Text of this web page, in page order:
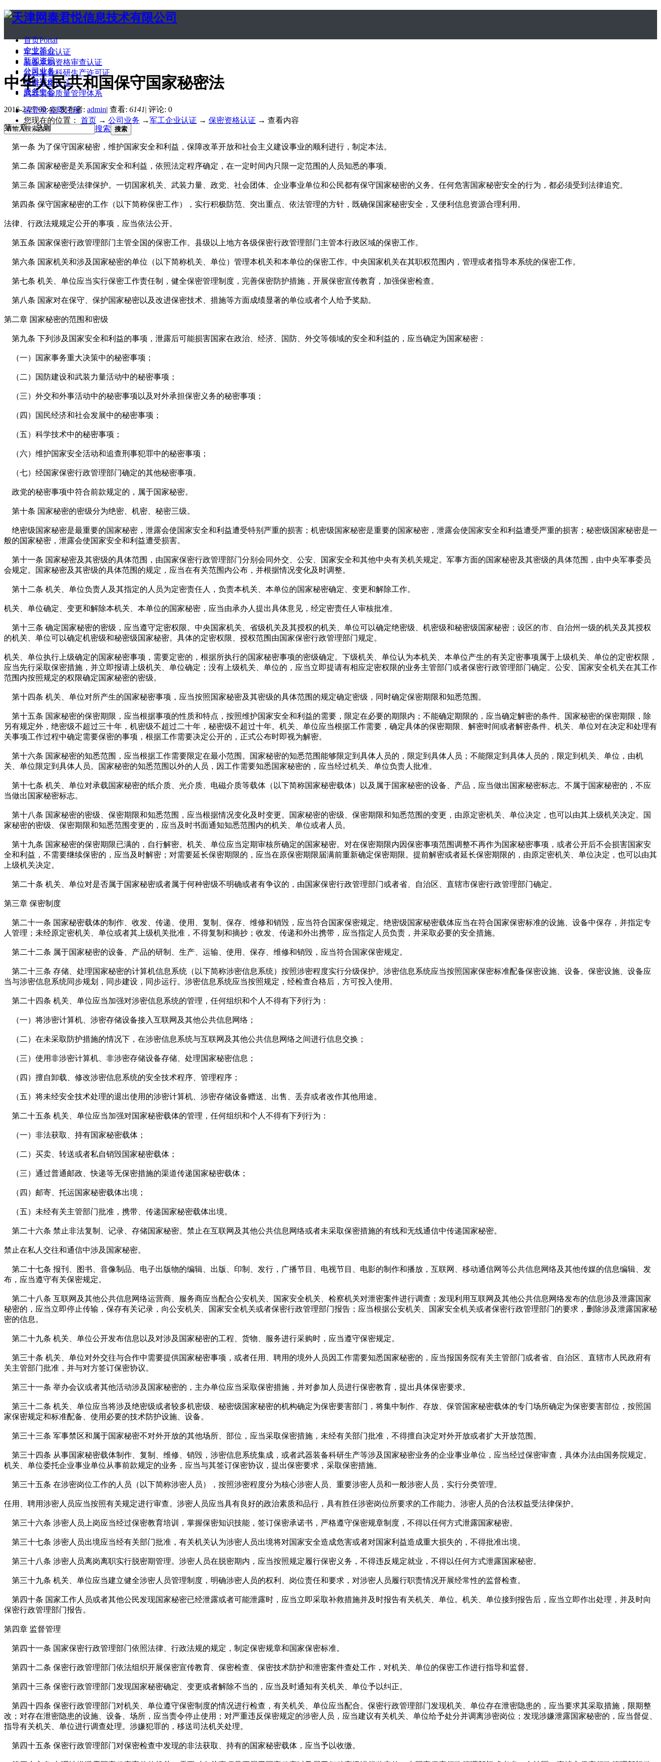
首页Portal
企业简介
新闻资讯
公司业务
项目案例
服务中心
请登录 立即注册
搜索 搜索
军工企业认证
装备承制资格审查认证
武器装备科研生产许可证
保密资格认证
武器装备质量管理体系
您现在的位置： 首页 → 公司业务 →军工企业认证 → 保密资格认证 → 查看内容
中华人民共和国保守国家秘密法
2016-2-27 00:46|发布者: admin| 查看: 6141| 评论: 0
第一章 总则
第一条 为了保守国家秘密，维护国家安全和利益，保障改革开放和社会主义建设事业的顺利进行，制定本法。
第二条 国家秘密是关系国家安全和利益，依照法定程序确定，在一定时间内只限一定范围的人员知悉的事项。
第三条 国家秘密受法律保护。一切国家机关、武装力量、政党、社会团体、企业事业单位和公民都有保守国家秘密的义务。任何危害国家秘密安全的行为，都必须受到法律追究。
第四条 保守国家秘密的工作（以下简称保密工作），实行积极防范、突出重点、依法管理的方针，既确保国家秘密安全，又便利信息资源合理利用。
法律、行政法规规定公开的事项，应当依法公开。
第五条 国家保密行政管理部门主管全国的保密工作。县级以上地方各级保密行政管理部门主管本行政区域的保密工作。
第六条 国家机关和涉及国家秘密的单位（以下简称机关、单位）管理本机关和本单位的保密工作。中央国家机关在其职权范围内，管理或者指导本系统的保密工作。
第七条 机关、单位应当实行保密工作责任制，健全保密管理制度，完善保密防护措施，开展保密宣传教育，加强保密检查。
第八条 国家对在保守、保护国家秘密以及改进保密技术、措施等方面成绩显著的单位或者个人给予奖励。
第二章 国家秘密的范围和密级
第九条 下列涉及国家安全和利益的事项，泄露后可能损害国家在政治、经济、国防、外交等领域的安全和利益的，应当确定为国家秘密：
（一）国家事务重大决策中的秘密事项；
（二）国防建设和武装力量活动中的秘密事项；
（三）外交和外事活动中的秘密事项以及对外承担保密义务的秘密事项；
（四）国民经济和社会发展中的秘密事项；
（五）科学技术中的秘密事项；
（六）维护国家安全活动和追查刑事犯罪中的秘密事项；
（七）经国家保密行政管理部门确定的其他秘密事项。
政党的秘密事项中符合前款规定的，属于国家秘密。
第十条 国家秘密的密级分为绝密、机密、秘密三级。
绝密级国家秘密是最重要的国家秘密，泄露会使国家安全和利益遭受特别严重的损害；机密级国家秘密是重要的国家秘密，泄露会使国家安全和利益遭受严重的损害；秘密级国家秘密是一
般的国家秘密，泄露会使国家安全和利益遭受损害。
第十一条 国家秘密及其密级的具体范围，由国家保密行政管理部门分别会同外交、公安、国家安全和其他中央有关机关规定。军事方面的国家秘密及其密级的具体范围，由中央军事委员
会规定。国家秘密及其密级的具体范围的规定，应当在有关范围内公布，并根据情况变化及时调整。
第十二条 机关、单位负责人及其指定的人员为定密责任人，负责本机关、本单位的国家秘密确定、变更和解除工作。
机关、单位确定、变更和解除本机关、本单位的国家秘密，应当由承办人提出具体意见，经定密责任人审核批准。
第十三条 确定国家秘密的密级，应当遵守定密权限。中央国家机关、省级机关及其授权的机关、单位可以确定绝密级、机密级和秘密级国家秘密；设区的市、自治州一级的机关及其授权
的机关、单位可以确定机密级和秘密级国家秘密。具体的定密权限、授权范围由国家保密行政管理部门规定。
机关、单位执行上级确定的国家秘密事项，需要定密的，根据所执行的国家秘密事项的密级确定。下级机关、单位认为本机关、本单位产生的有关定密事项属于上级机关、单位的定密权限，
应当先行采取保密措施，并立即报请上级机关、单位确定；没有上级机关、单位的，应当立即提请有相应定密权限的业务主管部门或者保密行政管理部门确定。公安、国家安全机关在其工作
范围内按照规定的权限确定国家秘密的密级。
第十四条 机关、单位对所产生的国家秘密事项，应当按照国家秘密及其密级的具体范围的规定确定密级，同时确定保密期限和知悉范围。
第十五条 国家秘密的保密期限，应当根据事项的性质和特点，按照维护国家安全和利益的需要，限定在必要的期限内；不能确定期限的，应当确定解密的条件。国家秘密的保密期限，除
另有规定外，绝密级不超过三十年，机密级不超过二十年，秘密级不超过十年。机关、单位应当根据工作需要，确定具体的保密期限、解密时间或者解密条件。机关、单位对在决定和处理有
关事项工作过程中确定需要保密的事项，根据工作需要决定公开的，正式公布时即视为解密。
第十六条 国家秘密的知悉范围，应当根据工作需要限定在最小范围。国家秘密的知悉范围能够限定到具体人员的，限定到具体人员；不能限定到具体人员的，限定到机关、单位，由机
关、单位限定到具体人员。国家秘密的知悉范围以外的人员，因工作需要知悉国家秘密的，应当经过机关、单位负责人批准。
第十七条 机关、单位对承载国家秘密的纸介质、光介质、电磁介质等载体（以下简称国家秘密载体）以及属于国家秘密的设备、产品，应当做出国家秘密标志。不属于国家秘密的，不应
当做出国家秘密标志。
第十八条 国家秘密的密级、保密期限和知悉范围，应当根据情况变化及时变更。国家秘密的密级、保密期限和知悉范围的变更，由原定密机关、单位决定，也可以由其上级机关决定。国
家秘密的密级、保密期限和知悉范围变更的，应当及时书面通知知悉范围内的机关、单位或者人员。
第十九条 国家秘密的保密期限已满的，自行解密。机关、单位应当定期审核所确定的国家秘密。对在保密期限内因保密事项范围调整不再作为国家秘密事项，或者公开后不会损害国家安
全和利益，不需要继续保密的，应当及时解密；对需要延长保密期限的，应当在原保密期限届满前重新确定保密期限。提前解密或者延长保密期限的，由原定密机关、单位决定，也可以由其
上级机关决定。
第二十条 机关、单位对是否属于国家秘密或者属于何种密级不明确或者有争议的，由国家保密行政管理部门或者省、自治区、直辖市保密行政管理部门确定。
第三章 保密制度
第二十一条 国家秘密载体的制作、收发、传递、使用、复制、保存、维修和销毁，应当符合国家保密规定。绝密级国家秘密载体应当在符合国家保密标准的设施、设备中保存，并指定专
人管理；未经原定密机关、单位或者其上级机关批准，不得复制和摘抄；收发、传递和外出携带，应当指定人员负责，并采取必要的安全措施。
第二十二条 属于国家秘密的设备、产品的研制、生产、运输、使用、保存、维修和销毁，应当符合国家保密规定。
第二十三条 存储、处理国家秘密的计算机信息系统（以下简称涉密信息系统）按照涉密程度实行分级保护。涉密信息系统应当按照国家保密标准配备保密设施、设备。保密设施、设备应
当与涉密信息系统同步规划，同步建设，同步运行。涉密信息系统应当按照规定，经检查合格后，方可投入使用。
第二十四条 机关、单位应当加强对涉密信息系统的管理，任何组织和个人不得有下列行为：
（一）将涉密计算机、涉密存储设备接入互联网及其他公共信息网络；
（二）在未采取防护措施的情况下，在涉密信息系统与互联网及其他公共信息网络之间进行信息交换；
（三）使用非涉密计算机、非涉密存储设备存储、处理国家秘密信息；
（四）擅自卸载、修改涉密信息系统的安全技术程序、管理程序；
（五）将未经安全技术处理的退出使用的涉密计算机、涉密存储设备赠送、出售、丢弃或者改作其他用途。
第二十五条 机关、单位应当加强对国家秘密载体的管理，任何组织和个人不得有下列行为：
（一）非法获取、持有国家秘密载体；
（二）买卖、转送或者私自销毁国家秘密载体；
（三）通过普通邮政、快递等无保密措施的渠道传递国家秘密载体；
（四）邮寄、托运国家秘密载体出境；
（五）未经有关主管部门批准，携带、传递国家秘密载体出境。
第二十六条 禁止非法复制、记录、存储国家秘密。禁止在互联网及其他公共信息网络或者未采取保密措施的有线和无线通信中传递国家秘密。
禁止在私人交往和通信中涉及国家秘密。
第二十七条 报刊、图书、音像制品、电子出版物的编辑、出版、印制、发行，广播节目、电视节目、电影的制作和播放，互联网、移动通信网等公共信息网络及其他传媒的信息编辑、发
布，应当遵守有关保密规定。
第二十八条 互联网及其他公共信息网络运营商、服务商应当配合公安机关、国家安全机关、检察机关对泄密案件进行调查；发现利用互联网及其他公共信息网络发布的信息涉及泄露国家
秘密的，应当立即停止传输，保存有关记录，向公安机关、国家安全机关或者保密行政管理部门报告；应当根据公安机关、国家安全机关或者保密行政管理部门的要求，删除涉及泄露国家秘
密的信息。
第二十九条 机关、单位公开发布信息以及对涉及国家秘密的工程、货物、服务进行采购时，应当遵守保密规定。
第三十条 机关、单位对外交往与合作中需要提供国家秘密事项，或者任用、聘用的境外人员因工作需要知悉国家秘密的，应当报国务院有关主管部门或者省、自治区、直辖市人民政府有
关主管部门批准，并与对方签订保密协议。
第三十一条 举办会议或者其他活动涉及国家秘密的，主办单位应当采取保密措施，并对参加人员进行保密教育，提出具体保密要求。
第三十二条 机关、单位应当将涉及绝密级或者较多机密级、秘密级国家秘密的机构确定为保密要害部门，将集中制作、存放、保管国家秘密载体的专门场所确定为保密要害部位，按照国
家保密规定和标准配备、使用必要的技术防护设施、设备。
第三十三条 军事禁区和属于国家秘密不对外开放的其他场所、部位，应当采取保密措施，未经有关部门批准，不得擅自决定对外开放或者扩大开放范围。
第三十四条 从事国家秘密载体制作、复制、维修、销毁，涉密信息系统集成，或者武器装备科研生产等涉及国家秘密业务的企业事业单位，应当经过保密审查，具体办法由国务院规定。
机关、单位委托企业事业单位从事前款规定的业务，应当与其签订保密协议，提出保密要求，采取保密措施。
第三十五条 在涉密岗位工作的人员（以下简称涉密人员），按照涉密程度分为核心涉密人员、重要涉密人员和一般涉密人员，实行分类管理。
任用、聘用涉密人员应当按照有关规定进行审查。涉密人员应当具有良好的政治素质和品行，具有胜任涉密岗位所要求的工作能力。涉密人员的合法权益受法律保护。
第三十六条 涉密人员上岗应当经过保密教育培训，掌握保密知识技能，签订保密承诺书，严格遵守保密规章制度，不得以任何方式泄露国家秘密。
第三十七条 涉密人员出境应当经有关部门批准，有关机关认为涉密人员出境将对国家安全造成危害或者对国家利益造成重大损失的，不得批准出境。
第三十八条 涉密人员离岗离职实行脱密期管理。涉密人员在脱密期内，应当按照规定履行保密义务，不得违反规定就业，不得以任何方式泄露国家秘密。
第三十九条 机关、单位应当建立健全涉密人员管理制度，明确涉密人员的权利、岗位责任和要求，对涉密人员履行职责情况开展经常性的监督检查。
第四十条 国家工作人员或者其他公民发现国家秘密已经泄露或者可能泄露时，应当立即采取补救措施并及时报告有关机关、单位。机关、单位接到报告后，应当立即作出处理，并及时向
保密行政管理部门报告。
第四章 监督管理
第四十一条 国家保密行政管理部门依照法律、行政法规的规定，制定保密规章和国家保密标准。
第四十二条 保密行政管理部门依法组织开展保密宣传教育、保密检查、保密技术防护和泄密案件查处工作，对机关、单位的保密工作进行指导和监督。
第四十三条 保密行政管理部门发现国家秘密确定、变更或者解除不当的，应当及时通知有关机关、单位予以纠正。
第四十四条 保密行政管理部门对机关、单位遵守保密制度的情况进行检查，有关机关、单位应当配合。保密行政管理部门发现机关、单位存在泄密隐患的，应当要求其采取措施，限期整
改；对存在泄密隐患的设施、设备、场所，应当责令停止使用；对严重违反保密规定的涉密人员，应当建议有关机关、单位给予处分并调离涉密岗位；发现涉嫌泄露国家秘密的，应当督促、
指导有关机关、单位进行调查处理。涉嫌犯罪的，移送司法机关处理。
第四十五条 保密行政管理部门对保密检查中发现的非法获取、持有的国家秘密载体，应当予以收缴。